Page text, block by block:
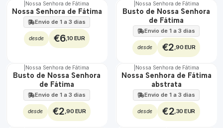
Nossa Senhora de Fátima
Nossa Senhora de Fátima
Envio de 1 a 3 dias
desde €6,10 EUR
Não Disponível
Nossa Senhora de Fátima
Busto de Nossa Senhora
de Fátima
Envio de 1 a 3 dias
desde €2 ,90 EUR
Nossa Senhora de Fátima
Busto de Nossa Senhora
de Fátima
Envio de 1 a 3 dias
desde €2 ,90 EUR
Nossa Senhora de Fátima
Nossa Senhora de Fátima
abstrata
Envio de 1 a 3 dias
desde €2 ,30 EUR